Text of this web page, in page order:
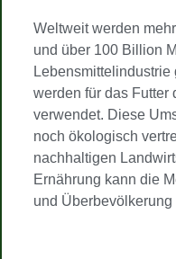
Weltweit werden
und über 100 Billion
Lebensmittelindustrie
werden für das Futter
verwendet. Diese
noch ökologisch
nachhaltigen
Ernährung kann die
und